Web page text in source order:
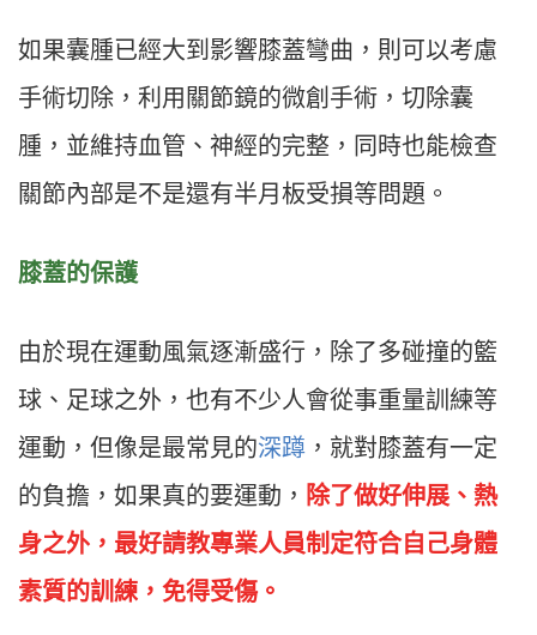
如果囊腫已經大到影響膝蓋彎曲，則可以考慮
手術切除，利用關節鏡的微創手術，切除囊
腫，並維持血管、神經的完整，同時也能檢查
關節內部是不是還有半月板受損等問題。
膝蓋的保護
由於現在運動風氣逐漸盛行，除了多碰撞的籃
球、足球之外，也有不少人會從事重量訓練等
運動，但像是最常見的深蹲 ，就對膝蓋有一定
的負擔，如果真的要運動， 除了做好伸展、熱
身之外，最好請教專業人員制定符合自己身體
素質的訓練，免得受傷。